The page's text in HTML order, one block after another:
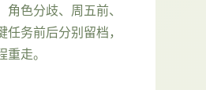
角色分歧、周五前、
任务前后分别留档，
走。